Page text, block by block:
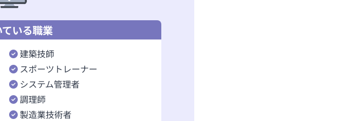
いる職業
建築技師
スポーツトレーナー
システム管理者
調理師
製造業技術者